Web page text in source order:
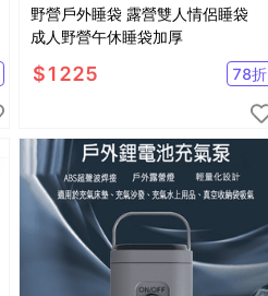
野營戶外睡袋 露營雙人情侶睡袋
成人野營午休睡袋加厚
$1225 78折